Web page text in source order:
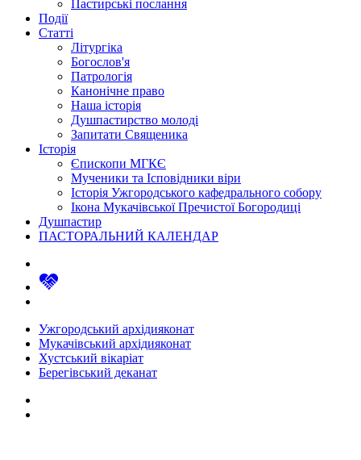
Пастирські послання
Події
Статті
Літургіка
Богослов'я
Патрологія
Канонічне право
Наша історія
Душпастирство молоді
Запитати Священика
Історія
Єпископи МГКЄ
Мученики та Ісповідники віри
Історія Ужгородського кафедрального собору
Ікона Мукачівської Пречистої Богородиці
Душпастир
ПАСТОРАЛЬНИЙ КАЛЕНДАР
Ужгородський архідияконат
Мукачівський архідияконат
Хустський вікаріат
Берегівський деканат